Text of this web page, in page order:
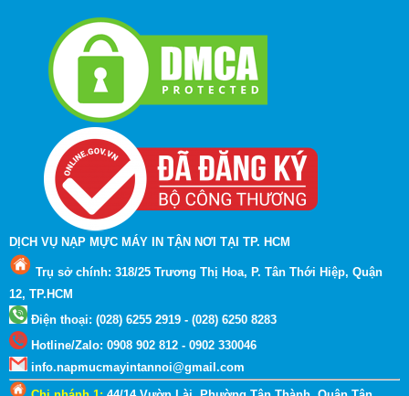
DỊCH VỤ NẠP MỰC MÁY IN TẬN NƠI TẠI TP. HCM
Trụ sở chính: 318/25 Trương Thị Hoa, P. Tân Thới Hiệp, Quận
12, TP.HCM
Điện thoại: (028) 6255 2919 - (028) 6250 8283
Hotline/Zalo: 0908 902 812 - 0902 330046
info.napmucmayintannoi@gmail.com